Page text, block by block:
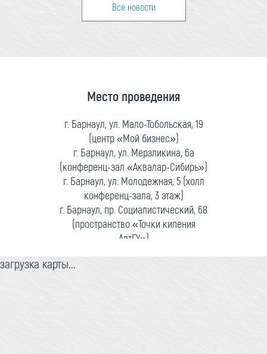
Все новости
Место проведения
г. Барнаул, ул. Мало-Тобольская, 19
(центр «Мой бизнес»)
г. Барнаул, ул. Мерзликина, 6а
(конференц-зал «Аквалар-Сибирь»)
г. Барнаул, ул. Молодежная, 5 (холл
конференц-зала, 3 этаж)
г. Барнаул, пр. Социалистический, 68
(пространство «Точки кипения
АлтГУ»)
загрузка карты...